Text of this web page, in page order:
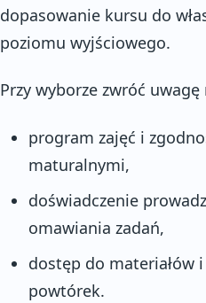
dopasowanie kursu do
poziomu wyjściowego.
Przy wyborze zwróć
program zajęć i
maturalnymi,
doświadczenie
omawiania zadań,
dostęp do materiałów
powtórek.